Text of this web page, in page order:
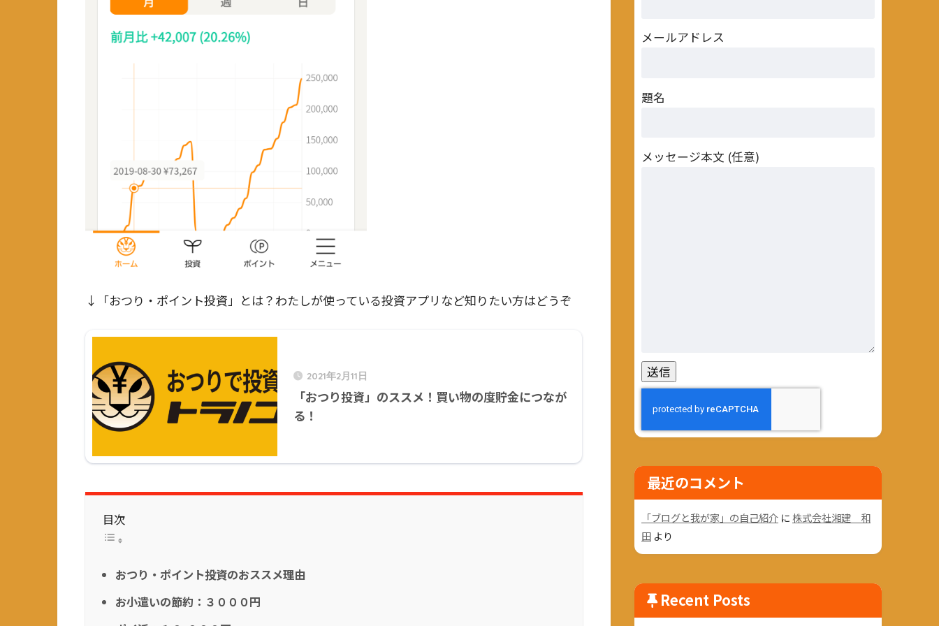
↓「おつり・ポイント投資」とは？わたしが使っている投資アプリなど知りたい方はどうぞ
2021年2月11日
「おつり投資」のススメ！買い物の度貯金につなが
る！
目次
おつり・ポイント投資のおススメ理由
お小遣いの節約：３０００円
メールアドレス
題名
メッセージ本文 (任意)
最近のコメント
「ブログと我が家」の自己紹介 に株式会社湘建 和
田 より
Recent Posts